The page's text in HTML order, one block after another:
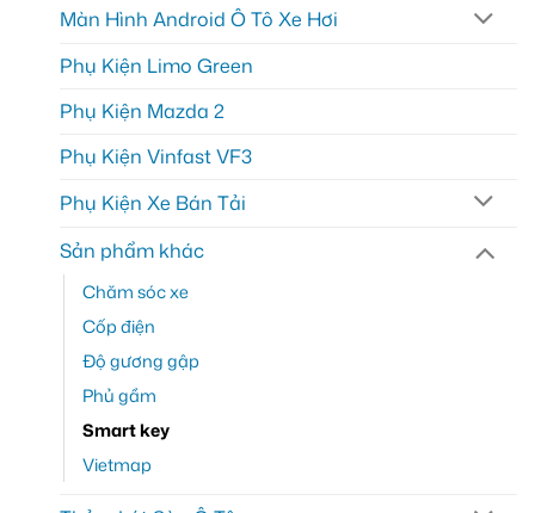
Màn Hình Android Ô Tô Xe Hơi
Phụ Kiện Limo Green
Phụ Kiện Mazda 2
Phụ Kiện Vinfast VF3
Phụ Kiện Xe Bán Tải
Sản phẩm khác
Chăm sóc xe
Cốp điện
Độ gương gập
Phủ gầm
Smart key
Vietmap